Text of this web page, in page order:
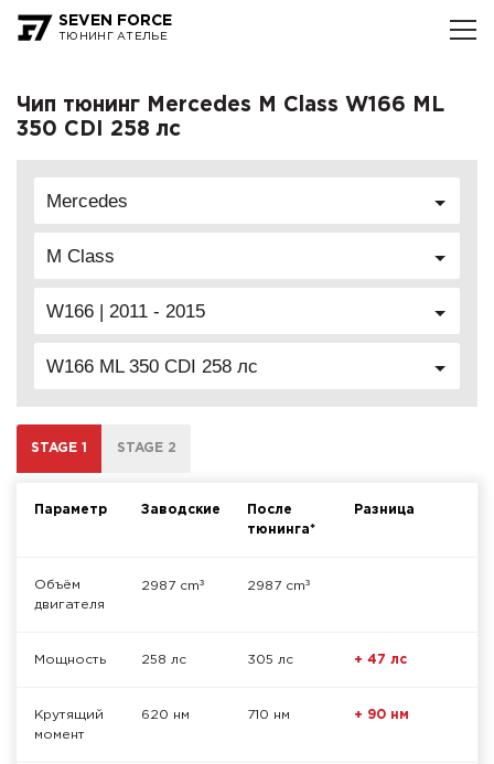
SEVEN FORCE
ТЮНИНГ АТЕЛЬЕ
Чип тюнинг Mercedes M Class W166 ML
350 CDI 258 лс
Mercedes
M Class
W166 | 2011 - 2015
W166 ML 350 CDI 258 лс
STAGE 1 STAGE 2
Параметр Заводские
После
тюнинга*
Разница
Объём
двигателя
2987 cm³ 2987 cm³
Мощность 258 лс 305 лс + 47 лс
Крутящий
момент
620 нм 710 нм + 90 нм